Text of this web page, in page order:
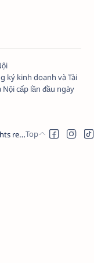
ký kinh doanh và Tài
cấp lần đầu ngày